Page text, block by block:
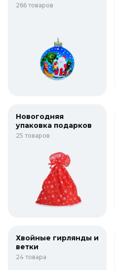
266 товаров
Новогодняя
упаковка подарков
25 товаров
Хвойные гирлянды и
ветки
24 товара